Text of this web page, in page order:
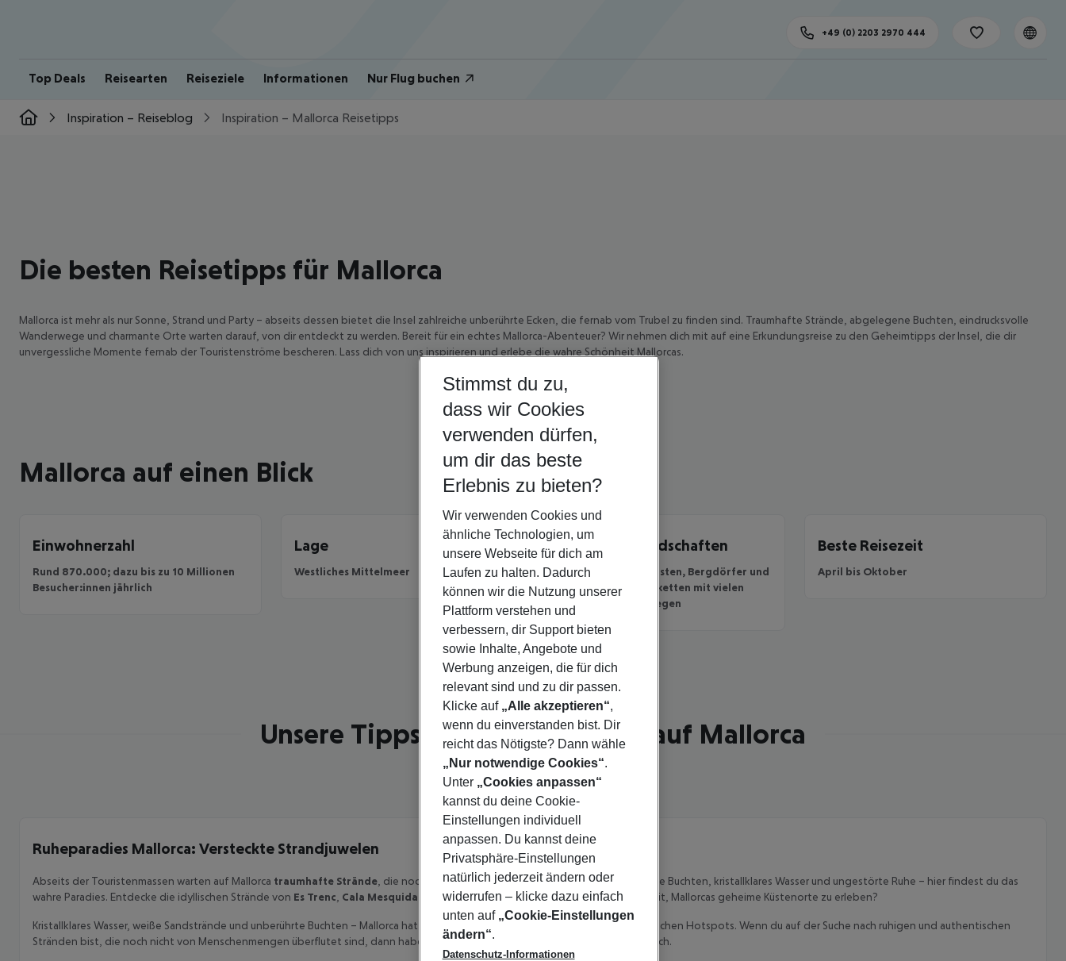
Top Deals Reisearten Reiseziele Informationen Nur Flug buchen
+49 (0) 2203 2970 444
Inspiration – Reiseblog Inspiration – Mallorca Reisetipps
Traumstrände, neue
abgeschirmte Orte –
unsere Geheimtipps
Die besten Reisetipps für Mallorca
Mallorca ist mehr als nur Sonne, Strand und Party – abseits dessen bietet die Insel zahlreiche unberührte Ecken, die fernab vom Trubel zu finden sind. Traumhafte Strände, abgelegene Buchten, eindrucksvolle
Wanderwege und charmante Orte warten darauf, von dir entdeckt zu werden. Bereit für ein echtes Mallorca-Abenteuer? Wir nehmen dich mit auf eine Erkundungsreise zu den Geheimtipps der Insel, die dir
unvergessliche Momente fernab der Touristenströme bescheren. Lass dich von uns inspirieren und erlebe die wahre Schönheit Mallorcas.
Mallorca auf einen Blick
Einwohnerzahl
Rund 870.000; dazu bis zu 10 Millionen
Besucher:innen jährlich
Lage
Westliches Mittelmeer
Vielfältige Landschaften
Sandstrände, Felsküsten, Bergdörfer und
bewaldete Gebirgsketten mit vielen
Wander- und Radwegen
Beste Reisezeit
April bis Oktober
Unsere Tipps für deinen Urlaub auf Mallorca
Ruheparadies Mallorca: Versteckte Strandjuwelen
Abseits der Touristenmassen warten auf Mallorca traumhafte Strände , die noch ihre unberührte Schönheit bewahren. Versteckte Buchten, kristallklares Wasser und ungestörte Ruhe – hier findest du das
wahre Paradies. Entdecke die idyllischen Strände von Es Trenc Cala Mesquida und viele weitere sandige Schätze der Insel. Bereit, Mallorcas geheime Küstenorte zu erleben?
Kristallklares Wasser, weiße Sandstrände und unberührte Buchten – Mallorca hat so viel mehr zu bieten als die bekannten touristischen Hotspots. Wenn du auf der Suche nach ruhigen und authentischen
Stränden bist, die noch nicht von Menschenmengen überflutet sind, dann haben wir den einen oder anderen Geheimtipp für dich.
Stimmst du zu,
dass wir Cookies
verwenden dürfen,
um dir das beste
Erlebnis zu bieten?
Wir verwenden Cookies und
ähnliche Technologien, um
unsere Webseite für dich am
Laufen zu halten. Dadurch
können wir die Nutzung unserer
Plattform verstehen und
verbessern, dir Support bieten
sowie Inhalte, Angebote und
Werbung anzeigen, die für dich
relevant sind und zu dir passen.
Klicke auf „Alle akzeptieren“,
wenn du einverstanden bist. Dir
reicht das Nötigste? Dann wähle
„Nur notwendige Cookies“.
Unter „Cookies anpassen“
kannst du deine Cookie-
Einstellungen individuell
anpassen. Du kannst deine
Privatsphäre-Einstellungen
natürlich jederzeit ändern oder
widerrufen – klicke dazu einfach
unten auf „Cookie-Einstellungen
ändern“.
Datenschutz-Informationen